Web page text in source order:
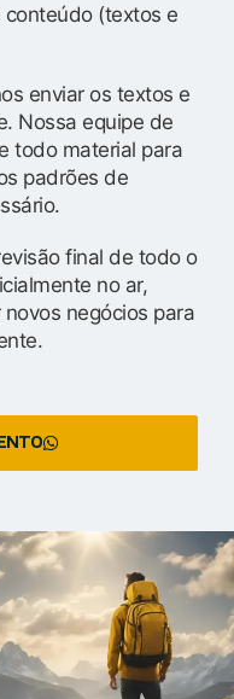
(textos e
enviar os textos e
Nossa equipe de
todo material para
padrões de
final de todo o
no ar,
negócios para